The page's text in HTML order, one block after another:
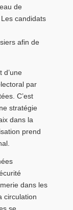
de
candidats
afin de
d’une
par
C’est
stratégie
dans la
prend
dans les
circulation